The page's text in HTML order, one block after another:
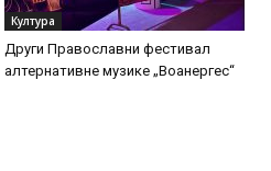
Култура
Други Православни фестивал
алтернативне музике „Воанергес“